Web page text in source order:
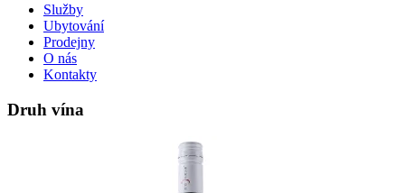
Služby
Ubytování
Prodejny
O nás
Kontakty
Druh vína